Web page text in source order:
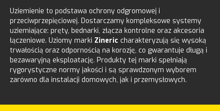
Uziemienie to podstawa ochrony odgromowej i
przeciwprzepięciowej. Dostarczamy kompleksowe systemy
uziemiające: pręty, bednarki, złącza kontrolne oraz akcesoria
łączeniowe. Uziomy marki Zineric charakteryzują się wysoką
trwałością oraz odpornością na korozję, co gwarantuje długą i
bezawaryjną eksploatację. Produkty tej marki spełniają
rygorystyczne normy jakości i są sprawdzonym wyborem
zarówno dla instalacji domowych, jak i przemysłowych.